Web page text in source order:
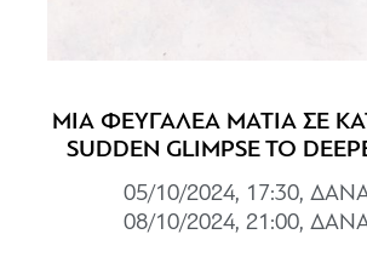
ΜΙΑ ΦΕΥΓΑΛΕΑ ΜΑΤΙΑ ΣΕ
SUDDEN GLIMPSE TO
05/10/2024, 17:30,
08/10/2024, 21:00,